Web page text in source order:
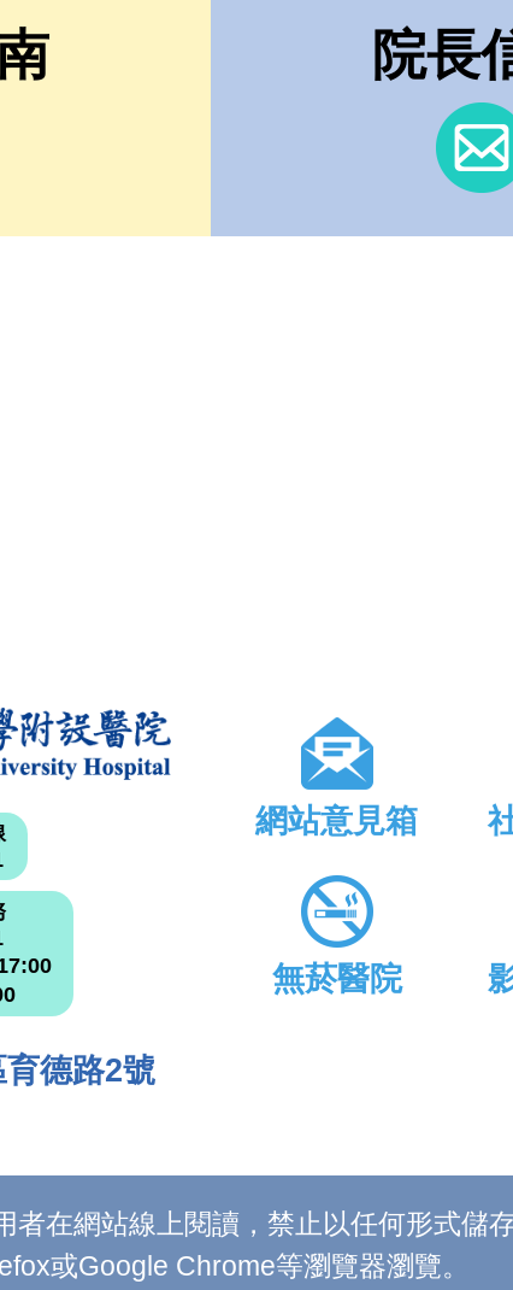
院長
德路2號
網站意見箱
無菸醫院
在網站線上閱讀，禁止以任何形式儲
或Google Chrome等瀏覽器瀏覽。